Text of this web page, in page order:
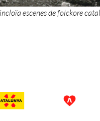
escenes de folckore